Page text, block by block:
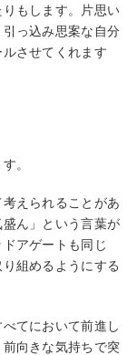
もします。片思い
っ込み思案な自分
させてくれます
。
えられることがあ
ん」という言葉が
アゲートも同じ
組めるようにする
てにおいて前進し
向きな気持ちで突